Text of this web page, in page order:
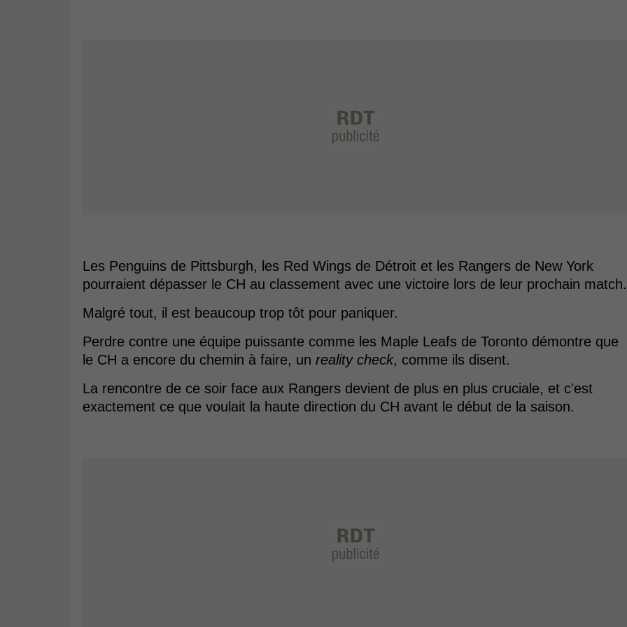
Les Penguins de Pittsburgh, les Red Wings de Détroit et les Rangers de New York
pourraient dépasser le CH au classement avec une victoire lors de leur prochain match.
Malgré tout, il est beaucoup trop tôt pour paniquer.
Perdre contre une équipe puissante comme les Maple Leafs de Toronto démontre que
le CH a encore du chemin à faire, un reality check, comme ils disent.
La rencontre de ce soir face aux Rangers devient de plus en plus cruciale, et c'est
exactement ce que voulait la haute direction du CH avant le début de la saison.